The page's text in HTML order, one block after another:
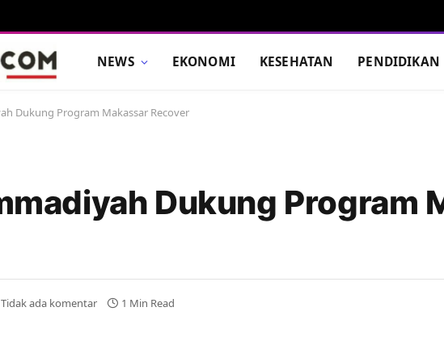
NEWS EKONOMI KESEHATAN PENDIDIKAN
Dukung Program Makassar Recover
Dukung Program
Tidak ada komentar 1 Min Read